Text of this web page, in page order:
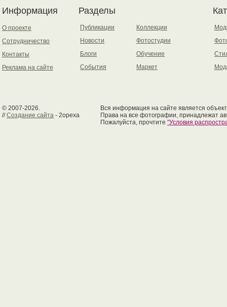
Информация
О проекте
Сотрудничество
Контакты
Реклама на сайте
Разделы
Публикации
Новости
Блоги
События
Коллекции
Фотостудии
Обучение
Маркет
© 2007-2026.
//Создание сайта - 2opexa
Вся информация на сайте является
Права на все фотографии, принадлежат
Пожалуйста, прочтите "Условия